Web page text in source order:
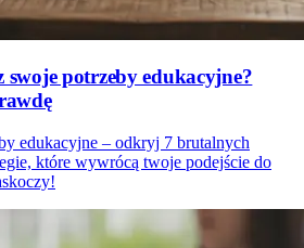
swoje potrzeby edukacyjne?
edukacyjne – odkryj 7 brutalnych
które wywrócą twoje podejście do